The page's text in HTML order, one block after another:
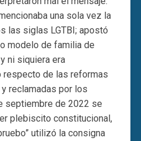
una sola vez la
las siglas LGTBI; apostó
modelo de familia de
ni siquiera era
respecto de las reformas
reclamadas por los
septiembre de 2022 se
plebiscito constitucional,
utilizó la consigna